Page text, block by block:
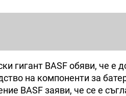
гигант BASF обяви, че е
на компоненти за
BASF заяви, че се е